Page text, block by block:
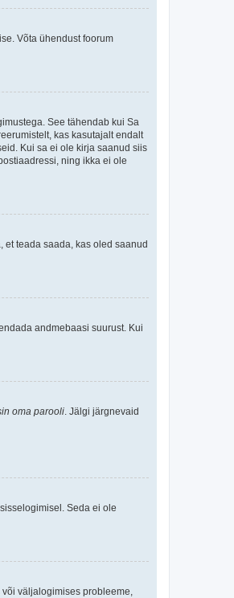
Võta ühendust foorum
See tähendab kui Sa
kas kasutajalt endalt
Kui sa ei ole kirja saanud siis
ning ikka ei ole
teada saada, kas oled saanud
andmebaasi suurust. Kui
oma parooli . Jälgi järgnevaid
Seda ei ole
väljalogimises probleeme,